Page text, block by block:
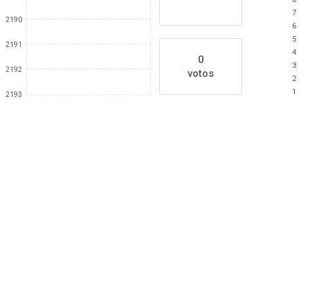
2190
2191
2192
2193
0
votos
7
6
5
4
3
2
1